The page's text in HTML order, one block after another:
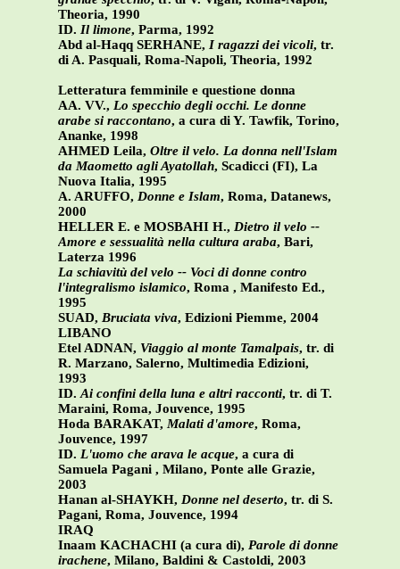
Theoria, 1990
ID. Il limone, Parma, 1992
Abd al-Haqq SERHANE, I ragazzi dei vicoli, tr.
di A. Pasquali, Roma-Napoli, Theoria, 1992
Letteratura femminile e questione donna
AA. VV., Lo specchio degli occhi. Le donne
arabe si raccontano, a cura di Y. Tawfik, Torino,
Ananke, 1998
AHMED Leila, Oltre il velo. La donna nell'Islam
da Maometto agli Ayatollah, Scadicci (FI), La
Nuova Italia, 1995
A. ARUFFO, Donne e Islam, Roma, Datanews,
2000
HELLER E. e MOSBAHI H., Dietro il velo --
Amore e sessualità nella cultura araba, Bari,
Laterza 1996
La schiavitù del velo -- Voci di donne contro
l'integralismo islamico, Roma , Manifesto Ed.,
1995
SUAD, Bruciata viva, Edizioni Piemme, 2004
LIBANO
Etel ADNAN, Viaggio al monte Tamalpais, tr. di
R. Marzano, Salerno, Multimedia Edizioni,
1993
ID.Ai confini della luna e altri racconti, tr. di T.
Maraini, Roma, Jouvence, 1995
Hoda BARAKAT, Malati d'amore, Roma,
Jouvence, 1997
ID. L'uomo che arava le acque, a cura di
Samuela Pagani , Milano, Ponte alle Grazie,
2003
Hanan al-SHAYKH, Donne nel deserto, tr. di S.
Pagani, Roma, Jouvence, 1994
IRAQ
Inaam KACHACHI (a cura di), Parole di donne
irachene, Milano, Baldini & Castoldi, 2003